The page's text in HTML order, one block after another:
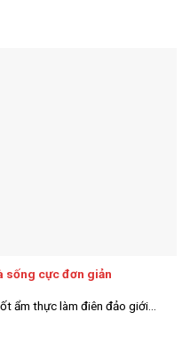
sống cực đơn giản
ẩm thực làm điên đảo giới...